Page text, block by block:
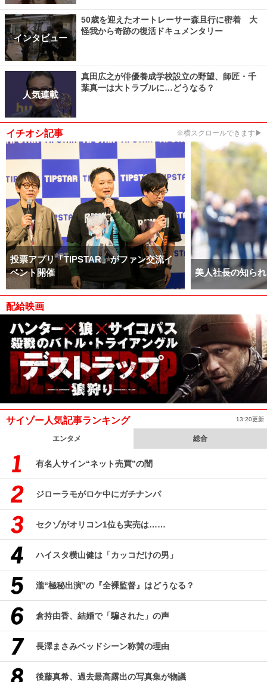
インタビュー
50歳を迎えたオートレーサー森且行に密着 大
怪我から奇跡の復活ドキュメンタリー
人気連載
真田広之が俳優養成学校設立の野望、師匠・千
葉真一は大トラブルに…どうなる？
イチオシ記事 ※横スクロールできます▶
投票アプリ「TIPSTAR」がファン交流イ
ベント開催
美人社長の知ら
配給映画
サイゾー人気記事ランキング 13:20更新
エンタメ 総合
有名人サイン“ネット売買”の闇
ジローラモがロケ中にガチナンパ
セクゾがオリコン1位も実売は……
ハイスタ横山健は「カッコだけの男」
瀧“極秘出演”の『全裸監督』はどうなる？
倉持由香、結婚で「騙された」の声
長澤まさみベッドシーン称賛の理由
後藤真希、過去最高露出の写真集が物議